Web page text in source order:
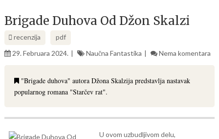
Brigade Duhova Od Džon Skalzi
recenzija
pdf
29. Februara 2024.
Naučna Fantastika Nema komentara
"Brigade duhova" autora Džona Skalzija predstavlja nastavak
popularnog romana "Starčev rat".
U ovom uzbudljivom delu,